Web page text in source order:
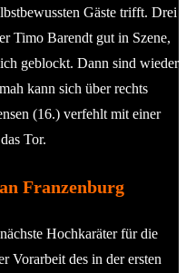
Gäste trifft. Drei
Timo Barendt gut in Szene,
geblockt. Dann sind wieder
kann sich über rechts
(16.) verfehlt mit einer
Tor.
Franzenburg
Hochkaräter für die
Vorarbeit des in der ersten